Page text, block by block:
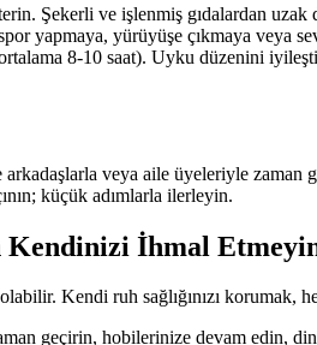
Şekerli ve işlenmiş gıdalardan
yapmaya, yürüyüşe çıkmaya
8-10 saat). Uyku düzenini
veya aile üyeleriyle
küçük adımlarla ilerleyin.
Kendinizi İhmal
Kendi ruh sağlığınızı
geçirin, hobilerinize devam edin,